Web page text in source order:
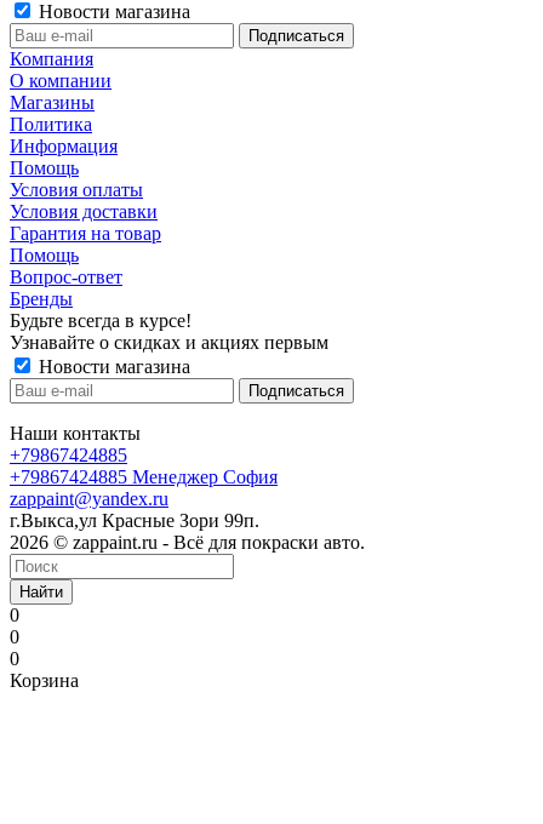
Новости магазина
Компания
О компании
Магазины
Политика
Информация
Помощь
Условия оплаты
Условия доставки
Гарантия на товар
Помощь
Вопрос-ответ
Бренды
Будьте всегда в курсе!
Узнавайте о скидках и акциях первым
Новости магазина
Наши контакты
+79867424885
+79867424885 Менеджер София
zappaint@yandex.ru
г.Выкса,ул Красные Зори 99п.
2026 © zappaint.ru - Всё для покраски авто.
Найти
0
0
0
Корзина